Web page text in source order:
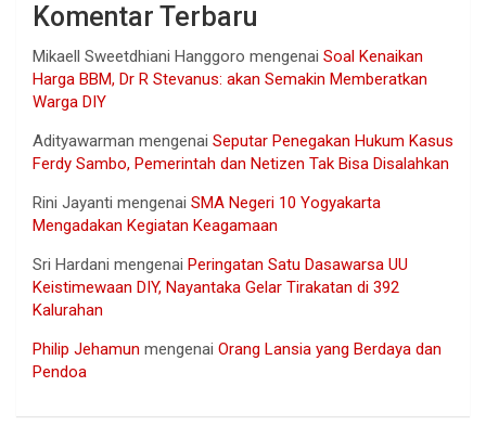
Komentar Terbaru
Mikaell Sweetdhiani Hanggoro mengenai Soal Kenaikan
Harga BBM, Dr R Stevanus: akan Semakin Memberatkan
Warga DIY
Adityawarman mengenai Seputar Penegakan Hukum Kasus
Ferdy Sambo, Pemerintah dan Netizen Tak Bisa Disalahkan
Rini Jayanti mengenai SMA Negeri 10 Yogyakarta
Mengadakan Kegiatan Keagamaan
Sri Hardani mengenai Peringatan Satu Dasawarsa UU
Keistimewaan DIY, Nayantaka Gelar Tirakatan di 392
Kalurahan
Philip Jehamun mengenai Orang Lansia yang Berdaya dan
Pendoa